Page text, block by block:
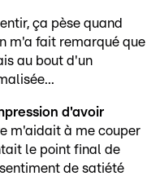
ça pèse quand
m'a fait remarqué que
au bout d'un
d'avoir
m'aidait à me couper
le point final de
de satiété